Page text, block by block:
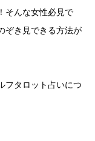
そんな女性必見で
ぞき見できる方法が
フタロット占いにつ